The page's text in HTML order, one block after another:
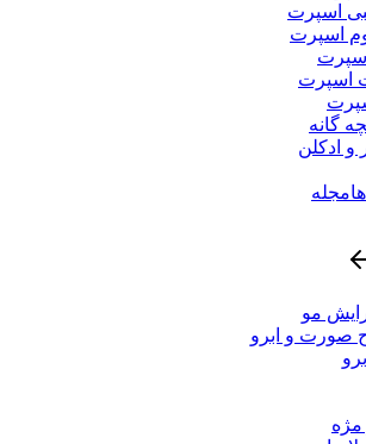
اسپرت
اسپرت
اسپرت
گانه
ادکلن
مجله
مو
صورت و ابرو
مژه